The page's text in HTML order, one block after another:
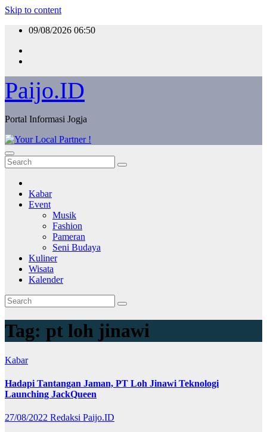
Skip to content
09/08/2026 06:50
Paijo.ID
Portal Informasi Jogja
Kabar
Event
Musik
Fashion
Pameran
Seni Budaya
Kuliner
Wisata
Kalender
Tag: pt loh jinawi
Kabar
Hadapi Tantangan Jaman, PT Loh Jinawi Teknologi
Launching JackQueen
27/08/2022 Redaksi Paijo.ID